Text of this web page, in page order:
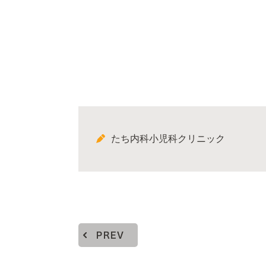
たち内科小児科クリニック
PREV